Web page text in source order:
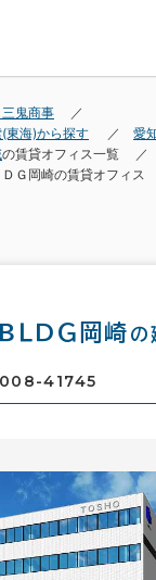
鬼商事
東海)から探す
愛
の賃貸オフィス一覧
Ｇ岡崎の賃貸オフィス
ＬＤＧ岡崎 の
008-41745